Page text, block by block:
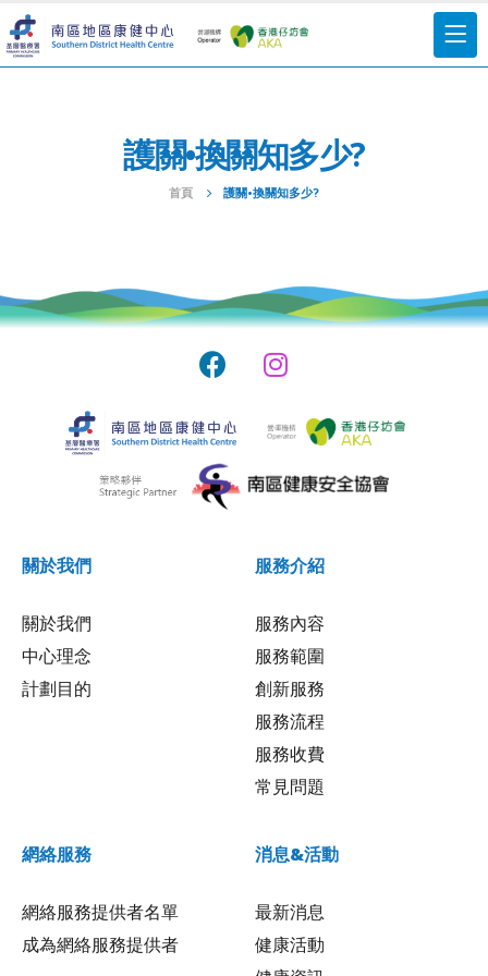
護關•換關知多少?
首頁 護關•換關知多少?
關於我們
關於我們
中心理念
計劃目的
服務介紹
服務內容
服務範圍
創新服務
服務流程
服務收費
常見問題
網絡服務
網絡服務提供者名單
成為網絡服務提供者
消息&活動
最新消息
健康活動